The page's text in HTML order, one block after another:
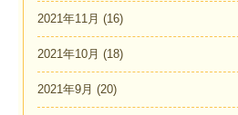
2021年11月 (16)
2021年10月 (18)
2021年9月 (20)